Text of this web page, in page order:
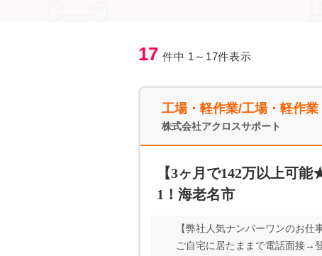
17 件中 1～17件表示
工場・軽作業/工場・軽作業
株式会社アクロスサポート
【3ヶ月で142万以上可
1！海老名市
【弊社人気ナンバーワンのお
ご自宅に居たままで電話面接→